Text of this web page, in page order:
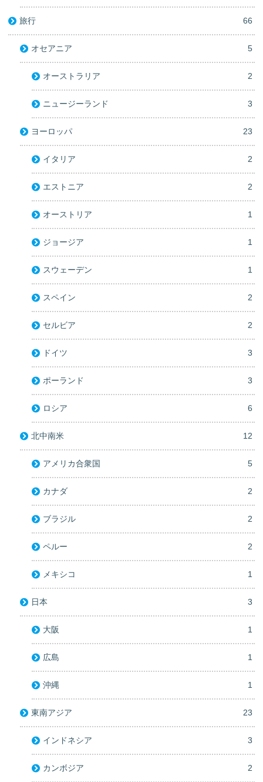
旅行 66
オセアニア 5
オーストラリア 2
ニュージーランド 3
ヨーロッパ 23
イタリア 2
エストニア 2
オーストリア 1
ジョージア 1
スウェーデン 1
スペイン 2
セルビア 2
ドイツ 3
ポーランド 3
ロシア 6
北中南米 12
アメリカ合衆国 5
カナダ 2
ブラジル 2
ペルー 2
メキシコ 1
日本 3
大阪 1
広島 1
沖縄 1
東南アジア 23
インドネシア 3
カンボジア 2